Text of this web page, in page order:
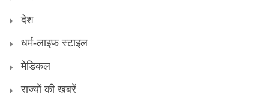
देश
धर्म-लाइफ स्टाइल
मेडिकल
राज्यों की खबरें